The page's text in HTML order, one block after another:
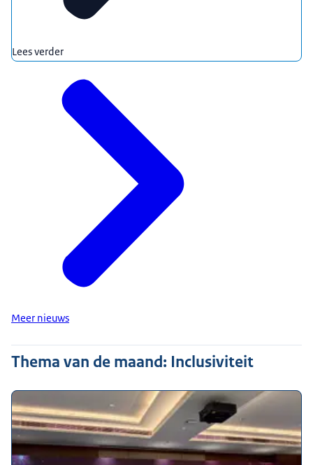
Lees verder
Meer nieuws
Thema van de maand: Inclusiviteit